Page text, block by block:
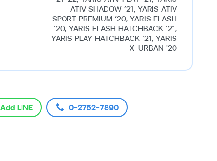
ATIV SHADOW ’21, YARIS ATIV
SPORT PREMIUM ’20, YARIS FLASH
’20, YARIS FLASH HATCHBACK ’21,
YARIS PLAY HATCHBACK ’21, YARIS
X-URBAN '20
Add LINE 0-2752-7890